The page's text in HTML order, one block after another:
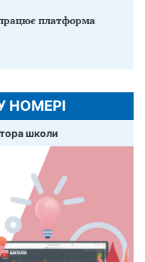
платформа
НОМЕРІ
школи